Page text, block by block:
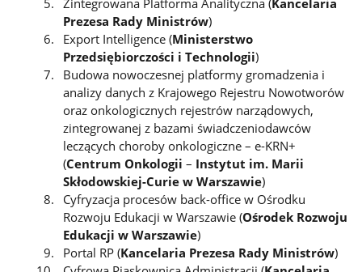
Zintegrowana Platforma Analityczna (Kancelaria
Prezesa Rady Ministrów)
Export Intelligence (Ministerstwo
Przedsiębiorczości i Technologii)
Budowa nowoczesnej platformy gromadzenia i
analizy danych z Krajowego Rejestru Nowotworów
oraz onkologicznych rejestrów narządowych,
zintegrowanej z bazami świadczeniodawców
leczących choroby onkologiczne – e-KRN+
(Centrum Onkologii – Instytut im. Marii
Skłodowskiej-Curie w Warszawie)
Cyfryzacja procesów back-office w Ośrodku
Rozwoju Edukacji w Warszawie (Ośrodek Rozwoju
Edukacji w Warszawie)
Portal RP (Kancelaria Prezesa Rady Ministrów)